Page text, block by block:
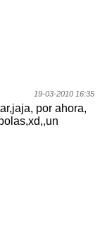
19-03-2010 16:35
por ahora,